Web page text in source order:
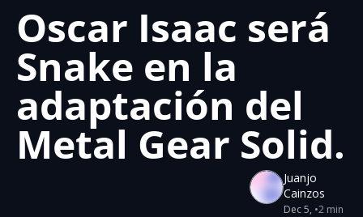
Oscar Isaac será
Snake en la
adaptación del
Metal Gear Solid.
Juanjo
Cainzos
Dec 5, •2 min